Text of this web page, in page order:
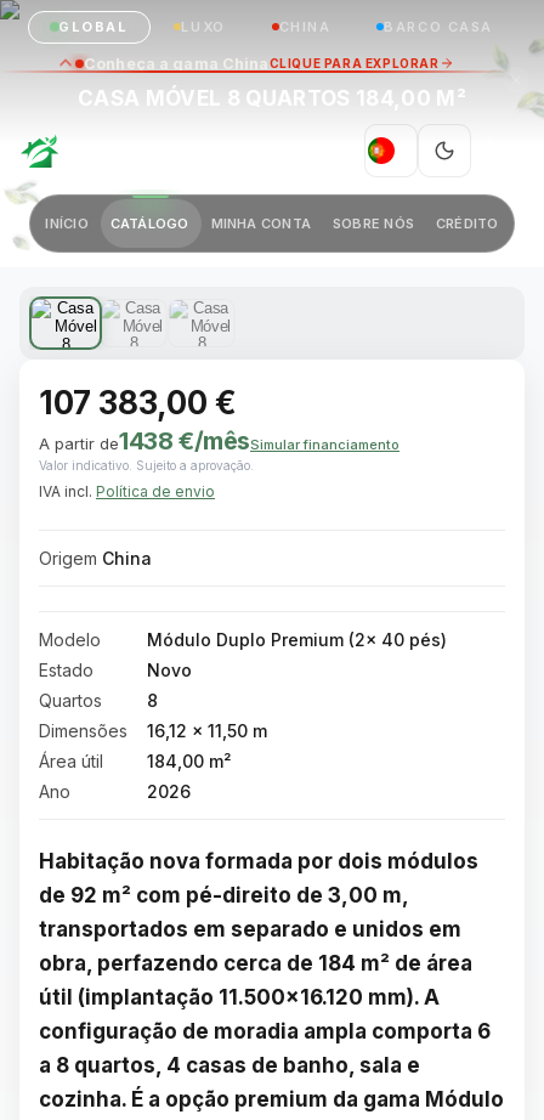
GLOBAL LUXO CHINA BARCO CASA
PT
INÍCIO CATÁLOGO MINHA CONTA SOBRE NÓS CRÉDITO
CASA MÓVEL 8 QUARTOS 184,00 M²
1 / 3
107 383,00 €
A partir de1438 €/mêsSimular financiamento
Valor indicativo. Sujeito a aprovação.
IVA incl. Política de envio
Origem China
Modelo
Módulo Duplo Premium (2× 40 pés)
Estado
Novo
Quartos
8
Dimensões
16,12 × 11,50 m
Área útil
184,00 m²
Ano
2026
Habitação nova formada por dois módulos
de 92 m² com pé-direito de 3,00 m,
transportados em separado e unidos em
obra, perfazendo cerca de 184 m² de área
útil (implantação 11.500×16.120 mm). A
configuração de moradia ampla comporta 6
a 8 quartos, 4 casas de banho, sala e
cozinha. É a opção premium da gama Módulo
Conheça a gama ChinaCLIQUE PARA EXPLORAR